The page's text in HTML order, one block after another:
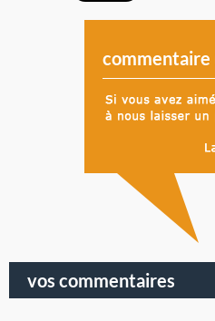
commentaire
vos commentaires